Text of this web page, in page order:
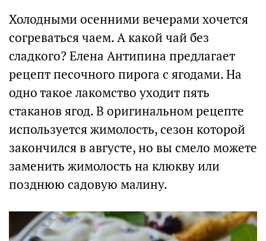
Холодными осенними вечерами хочется
согреваться чаем. А какой чай без
сладкого? Елена Антипина предлагает
рецепт песочного пирога с ягодами. На
одно такое лакомство уходит пять
стаканов ягод. В оригинальном рецепте
используется жимолость, сезон которой
закончился в августе, но вы смело можете
заменить жимолость на клюкву или
позднюю садовую малину.